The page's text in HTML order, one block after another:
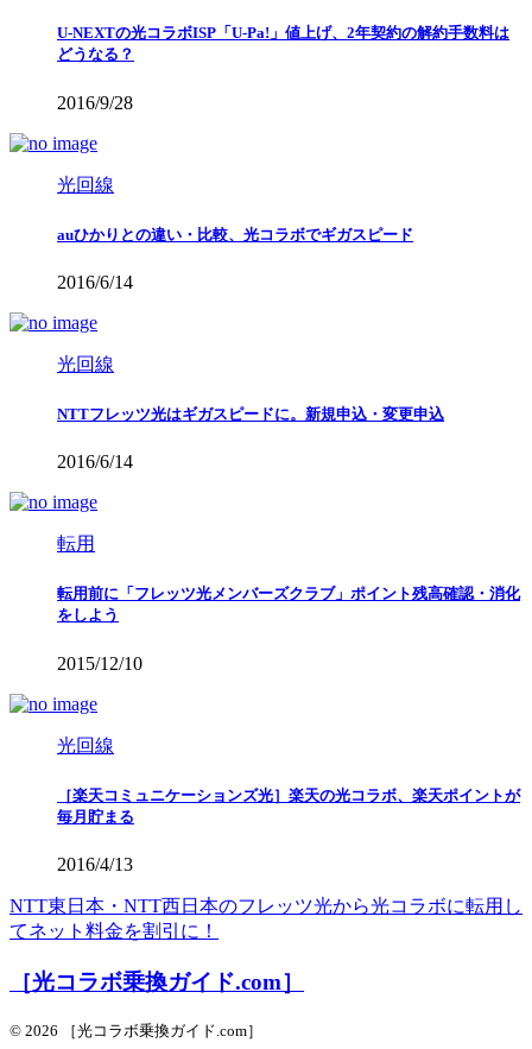
U-NEXTの光コラボISP「U-Pa!」値上げ、2年契約の解約手数料は
どうなる？
2016/9/28
光回線
auひかりとの違い・比較、光コラボでギガスピード
2016/6/14
光回線
NTTフレッツ光はギガスピードに。新規申込・変更申込
2016/6/14
転用
転用前に「フレッツ光メンバーズクラブ」ポイント残高確認・消化
をしよう
2015/12/10
光回線
［楽天コミュニケーションズ光］楽天の光コラボ、楽天ポイントが
毎月貯まる
2016/4/13
NTT東日本・NTT西日本のフレッツ光から光コラボに転用し
てネット料金を割引に！
［光コラボ乗換ガイド.com］
© 2026 ［光コラボ乗換ガイド.com］